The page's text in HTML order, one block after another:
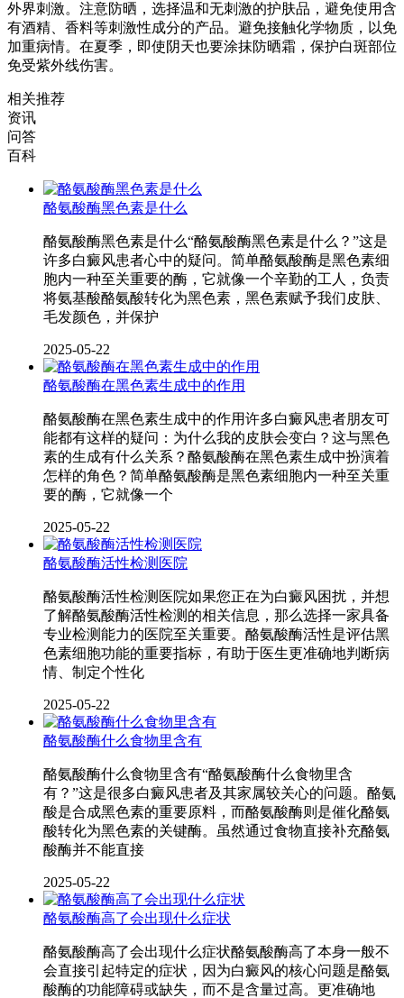
外界刺激。注意防晒，选择温和无刺激的护肤品，避免使用含
有酒精、香料等刺激性成分的产品。避免接触化学物质，以免
加重病情。在夏季，即使阴天也要涂抹防晒霜，保护白斑部位
免受紫外线伤害。
相关推荐
资讯
问答
百科
酪氨酸酶黑色素是什么
酪氨酸酶黑色素是什么“酪氨酸酶黑色素是什么？”这是
许多白癜风患者心中的疑问。简单酪氨酸酶是黑色素细
胞内一种至关重要的酶，它就像一个辛勤的工人，负责
将氨基酸酪氨酸转化为黑色素，黑色素赋予我们皮肤、
毛发颜色，并保护
2025-05-22
酪氨酸酶在黑色素生成中的作用
酪氨酸酶在黑色素生成中的作用许多白癜风患者朋友可
能都有这样的疑问：为什么我的皮肤会变白？这与黑色
素的生成有什么关系？酪氨酸酶在黑色素生成中扮演着
怎样的角色？简单酪氨酸酶是黑色素细胞内一种至关重
要的酶，它就像一个
2025-05-22
酪氨酸酶活性检测医院
酪氨酸酶活性检测医院如果您正在为白癜风困扰，并想
了解酪氨酸酶活性检测的相关信息，那么选择一家具备
专业检测能力的医院至关重要。酪氨酸酶活性是评估黑
色素细胞功能的重要指标，有助于医生更准确地判断病
情、制定个性化
2025-05-22
酪氨酸酶什么食物里含有
酪氨酸酶什么食物里含有“酪氨酸酶什么食物里含
有？”这是很多白癜风患者及其家属较关心的问题。酪氨
酸是合成黑色素的重要原料，而酪氨酸酶则是催化酪氨
酸转化为黑色素的关键酶。虽然通过食物直接补充酪氨
酸酶并不能直接
2025-05-22
酪氨酸酶高了会出现什么症状
酪氨酸酶高了会出现什么症状酪氨酸酶高了本身一般不
会直接引起特定的症状，因为白癜风的核心问题是酪氨
酸酶的功能障碍或缺失，而不是含量过高。更准确地